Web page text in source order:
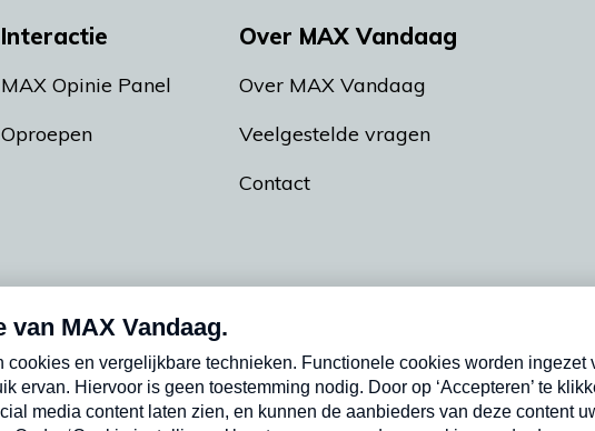
Interactie
MAX Opinie Panel
Oproepen
Over MAX Vandaag
Over MAX Vandaag
Veelgestelde vragen
Contact